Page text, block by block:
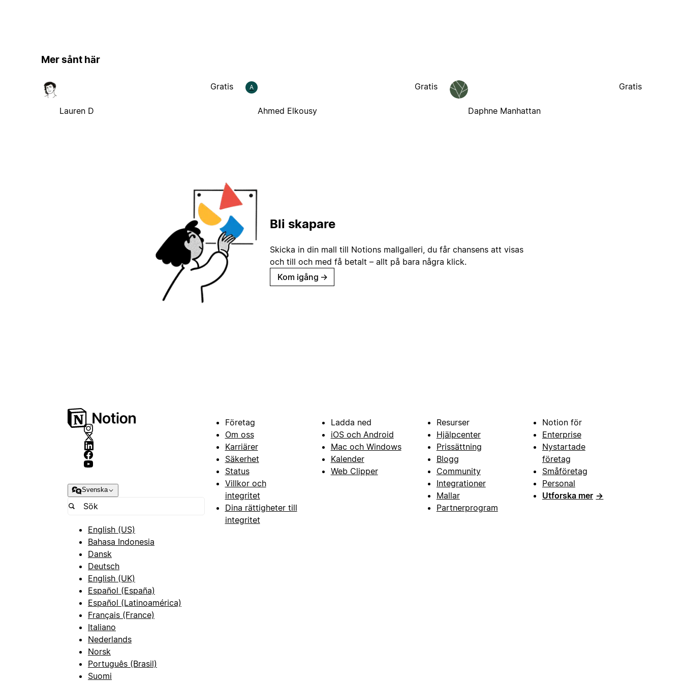
Mer sånt här
Lauren D
Gratis A
Ahmed Elkousy
Gratis
Daphne Manhattan
Gratis
Bli skapare
Skicka in din mall till Notions mallgalleri, du får chansens att visas
och till och med få betalt – allt på bara några klick.
Kom igång →
Svenska
English (US)
Bahasa Indonesia
Dansk
Deutsch
English (UK)
Español (España)
Español (Latinoamérica)
Français (France)
Italiano
Nederlands
Norsk
Português (Brasil)
Suomi
Företag
Om oss
Karriärer
Säkerhet
Status
Villkor och
integritet
Dina rättigheter till
integritet
Ladda ned
iOS och Android
Mac och Windows
Kalender
Web Clipper
Resurser
Hjälpcenter
Prissättning
Blogg
Community
Integrationer
Mallar
Partnerprogram
Notion för
Enterprise
Nystartade
företag
Småföretag
Personal
Utforska mer →